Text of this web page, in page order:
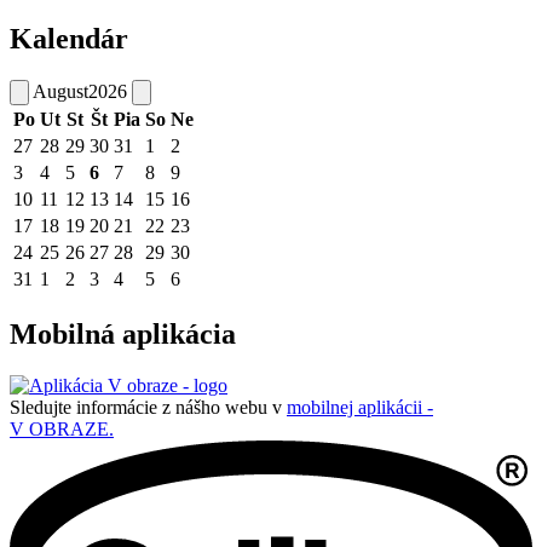
Kalendár
August2026
Po Ut St Št Pia So Ne
27 28 29 30 31 1
2
3
4 5 6 7 8
9
10 11 12 13 14 15 16
17 18 19 20 21 22 23
24 25 26 27 28 29 30
31 1 2 3 4 5 6
Mobilná aplikácia
Sledujte informácie z nášho webu v mobilnej aplikácii -
V OBRAZE.